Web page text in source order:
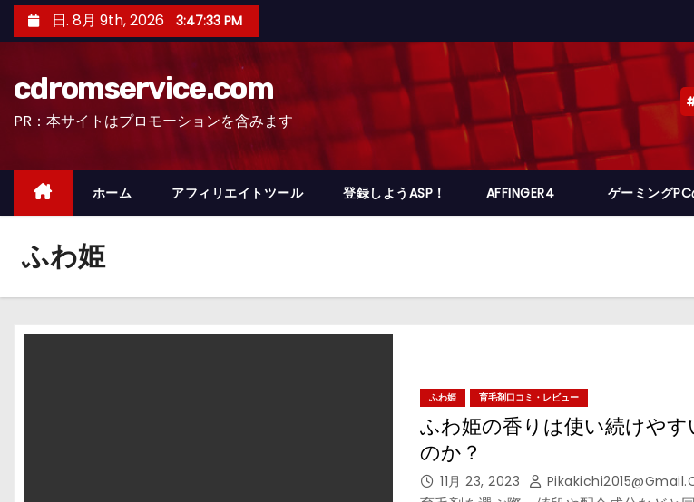
ン
ッ
日. 8月 9th, 2026 3:47:34 PM
cdromservice.com
PR：本サイトはプロモーションを含みます
ホーム アフィリエイトツール 登録しようASP！ AFFINGER4 ゲーミング
ふわ姫
ふわ姫 育毛剤口コミ・レビュー
ふわ姫の香りは使い続けやす
のか？
11月 23, 2023